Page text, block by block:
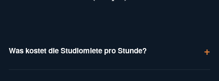
Was kostet die Studiomiete pro Stunde?